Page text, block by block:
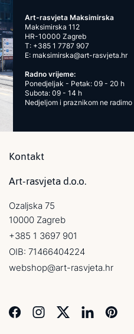
Art-rasvjeta Maksimirska
Maksimirska 112
HR-10000 Zagreb
T: +385 1 7787 907
E: maksimirska@art-rasvjeta.hr
Radno vrijeme:
Ponedjeljak - Petak: 09 - 20 h
Subota: 09 - 14 h
Nedjeljom i praznikom ne radimo
Kontakt
Art-rasvjeta d.o.o.
Ozaljska 75
10000 Zagreb
+385 1 3697 901
OIB: 71466404224
webshop@art-rasvjeta.hr